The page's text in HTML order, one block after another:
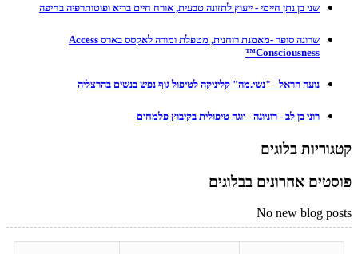
שני בן נתן חיימי - ייעוץ לתזונה טבעית, אורח חיים בריא ופוטותרפיה בחיפה
שרונה סופר -מאמנת רוחנית, מטפלת ומורה לאקסס בארס Access
Consciousness™
נועה הראל - "נשי.מה" קליניקה לטיפול גוף נפש בנשים בהרצליה
רוני בן לב - רוניוגה - יוגה טיפולית בקיבוץ פלמחים
קטגוריות בלוגים
פוסטים אחרונים בבלוגים
No new blog posts